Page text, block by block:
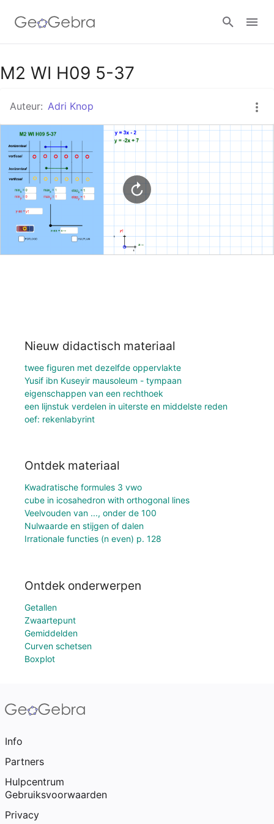
Google Classroom
GeoGebra Klaslokaal
M2 WI H09 5-37
Auteur: Adri Knop
Nieuw didactisch materiaal
twee figuren met dezelfde oppervlakte
Yusif ibn Kuseyir mausoleum - tympaan
eigenschappen van een rechthoek
een lijnstuk verdelen in uiterste en middelste reden
oef: rekenlabyrint
Ontdek materiaal
Kwadratische formules 3 vwo
cube in icosahedron with orthogonal lines
Veelvouden van ..., onder de 100
Nulwaarde en stijgen of dalen
Irrationale functies (n even) p. 128
Ontdek onderwerpen
Getallen
Zwaartepunt
Gemiddelden
Curven schetsen
Boxplot
Info
Partners
Hulpcentrum
Gebruiksvoorwaarden
Privacy